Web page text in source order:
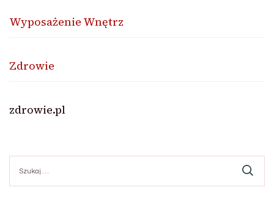
Wyposażenie Wnętrz
Zdrowie
zdrowie.pl